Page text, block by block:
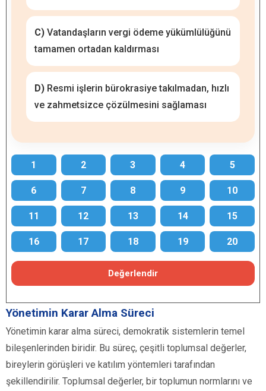
C) Vatandaşların vergi ödeme yükümlülüğünü
tamamen ortadan kaldırması
D) Resmi işlerin bürokrasiye takılmadan, hızlı
ve zahmetsizce çözülmesini sağlaması
1 2 3 4 5
6 7 8 9 10
11 12 13 14 15
16 17 18 19 20
Değerlendir
Yönetimin Karar Alma Süreci
Yönetimin karar alma süreci, demokratik sistemlerin temel
bileşenlerinden biridir. Bu süreç, çeşitli toplumsal değerler,
bireylerin görüşleri ve katılım yöntemleri tarafından
şekillendirilir. Toplumsal değerler, bir toplumun normlarını ve